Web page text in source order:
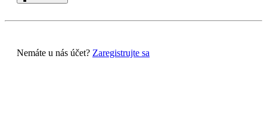
Nemáte u nás účet? Zaregistrujte sa